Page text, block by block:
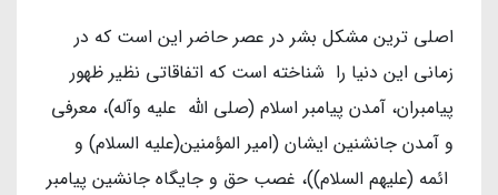
اصلی ترین مشکل بشر در عصر حاضر این است که در
زمانی این دنیا را شناخته است که اتفاقاتی نظیر ظهور
پیامبران، آمدن پیامبر اسلام (صلی الله علیه وآله)، معرفی
و آمدن جانشنین ایشان (امیر المؤمنین(علیه السلام) و
ائمه (علیهم السلام))، غصب حق و جایگاه جانشین پیامبر